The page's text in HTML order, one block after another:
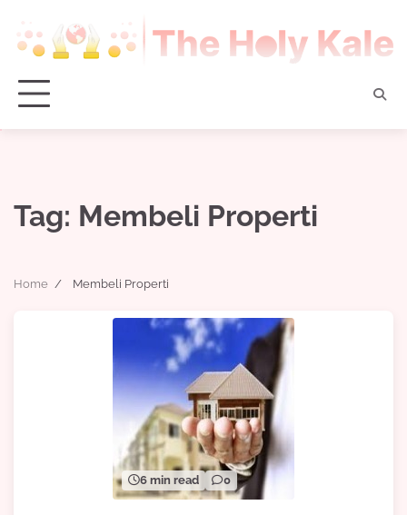
content
Tag: Membeli Properti
Home Membeli Properti
6 min read 0